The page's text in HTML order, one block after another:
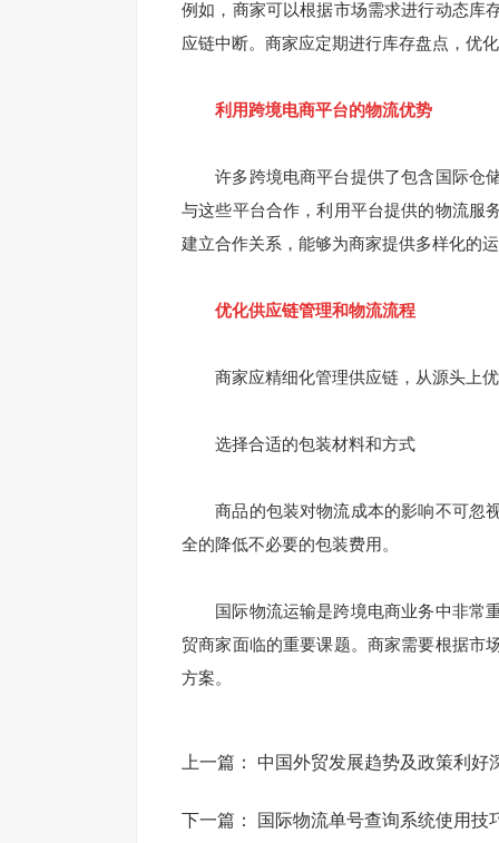
例如，商家可以根据市场需求进行动态库
应链中断。商家应定期进行库存盘点，优
利用跨境电商平台的物流优势
许多跨境电商平台提供了包含国际仓储
与这些平台合作，利用平台提供的物流服
建立合作关系，能够为商家提供多样化的
优化供应链管理和物流流程
商家应精细化管理供应链，从源头上优
选择合适的包装材料和方式
商品的包装对物流成本的影响不可忽视
全的降低不必要的包装费用。
国际物流运输是跨境电商业务中非常重
贸商家面临的重要课题。商家需要根据市
方案。
上一篇： 中国外贸发展趋势及政策利好
下一篇： 国际物流单号查询系统使用技